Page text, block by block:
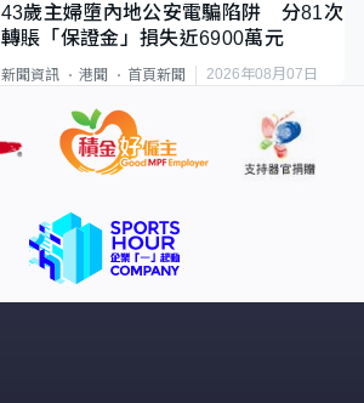
43歲主婦墮內地公安電騙陷阱 分81次
轉賬「保證金」損失近6900萬元
新聞資訊 港聞 首頁新聞 2026年08月07日